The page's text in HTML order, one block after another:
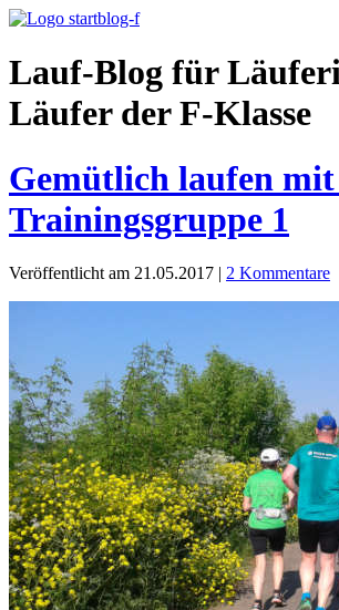
Lauf-Blog für
Läufer der F-Klasse
Gemütlich laufen
Trainingsgruppe 1
Veröffentlicht am 21.05.2017 | 2 Kommentare